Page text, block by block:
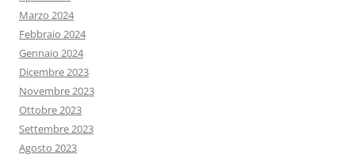
Marzo 2024
Febbraio 2024
Gennaio 2024
Dicembre 2023
Novembre 2023
Ottobre 2023
Settembre 2023
Agosto 2023